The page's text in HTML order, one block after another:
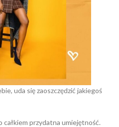
uda się zaoszczędzić jakiegoś
całkiem przydatna umiejętność.